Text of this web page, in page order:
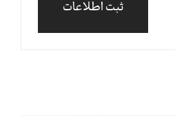
ثبت اطلاعات